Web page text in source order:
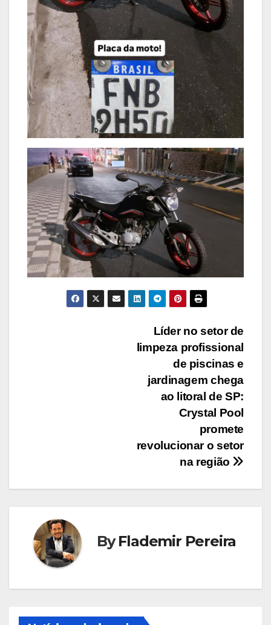
Líder no setor de
limpeza profissional
de piscinas e
jardinagem chega
ao litoral de SP:
Crystal Pool
promete
revolucionar o setor
na região
ByFlademir Pereira